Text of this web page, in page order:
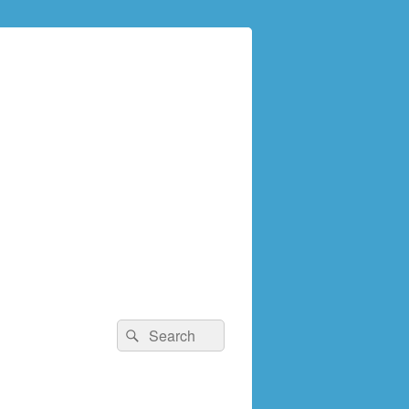
検
索:
検
索